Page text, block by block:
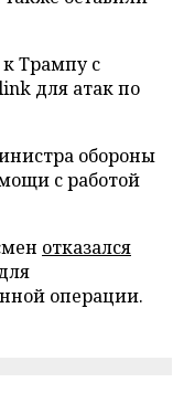
к Трампу с
для атак по
обороны
с работой
отказался
операции.